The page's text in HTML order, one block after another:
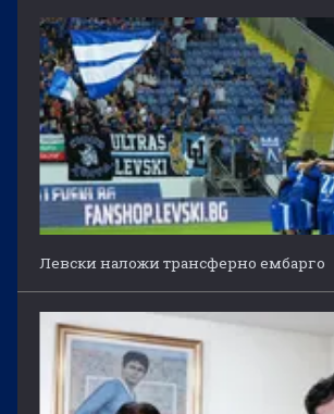
Левски наложи трансферно ембарго